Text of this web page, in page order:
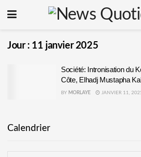
Jour : 11 janvier 2025
Société: Intronisation du
Côte, Elhadj Mustapha
BY MORLAYE JANVIER 11,
Calendrier